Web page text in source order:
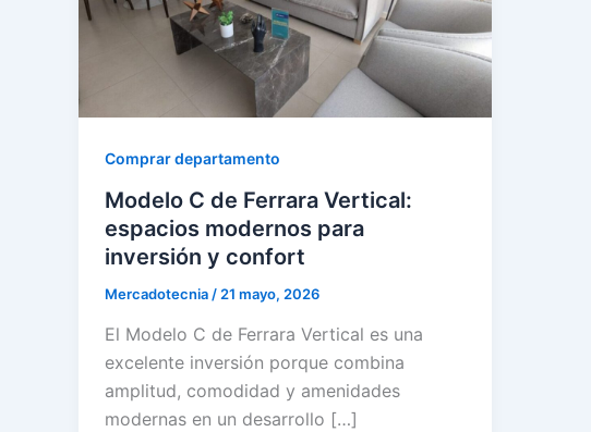
Comprar departamento
Modelo C de Ferrara Vertical:
espacios modernos para
inversión y confort
Mercadotecnia / 21 mayo, 2026
El Modelo C de Ferrara Vertical es una
excelente inversión porque combina
amplitud, comodidad y amenidades
modernas en un desarrollo […]